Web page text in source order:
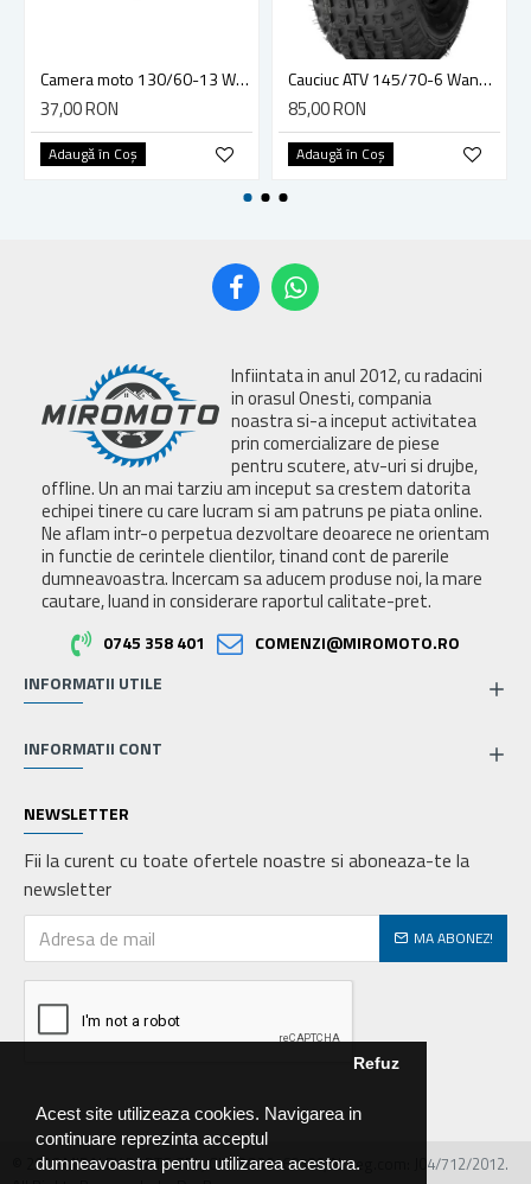
Acest site utilizeaza cookies. Navigarea in
continuare reprezinta acceptul
dumneavoastra pentru utilizarea acestora.
Refuz
Camera moto 130/60-13 Wanda
37,00 RON
Adaugă în Coş
Cauciuc ATV 145/70-6 Wanda Journey P319 2PR
85,00 RON
Adaugă în Coş
Infiintata in anul 2012, cu radacini
in orasul Onesti, compania
noastra si-a inceput activitatea
prin comercializare de piese
pentru scutere, atv-uri si drujbe,
offline. Un an mai tarziu am inceput sa crestem datorita
echipei tinere cu care lucram si am patruns pe piata online.
Ne aflam intr-o perpetua dezvoltare deoarece ne orientam
in functie de cerintele clientilor, tinand cont de parerile
dumneavoastra. Incercam sa aducem produse noi, la mare
cautare, luand in considerare raportul calitate-pret.
0745 358 401
COMENZI@MIROMOTO.RO
INFORMATII UTILE
INFORMATII CONT
NEWSLETTER
Fii la curent cu toate ofertele noastre si aboneaza-te la
newsletter
MA ABONEZ!
© 2026 MIRALEX PARTS SRL, CIF: RO30468586, Nr.reg.com: J04/712/2012.